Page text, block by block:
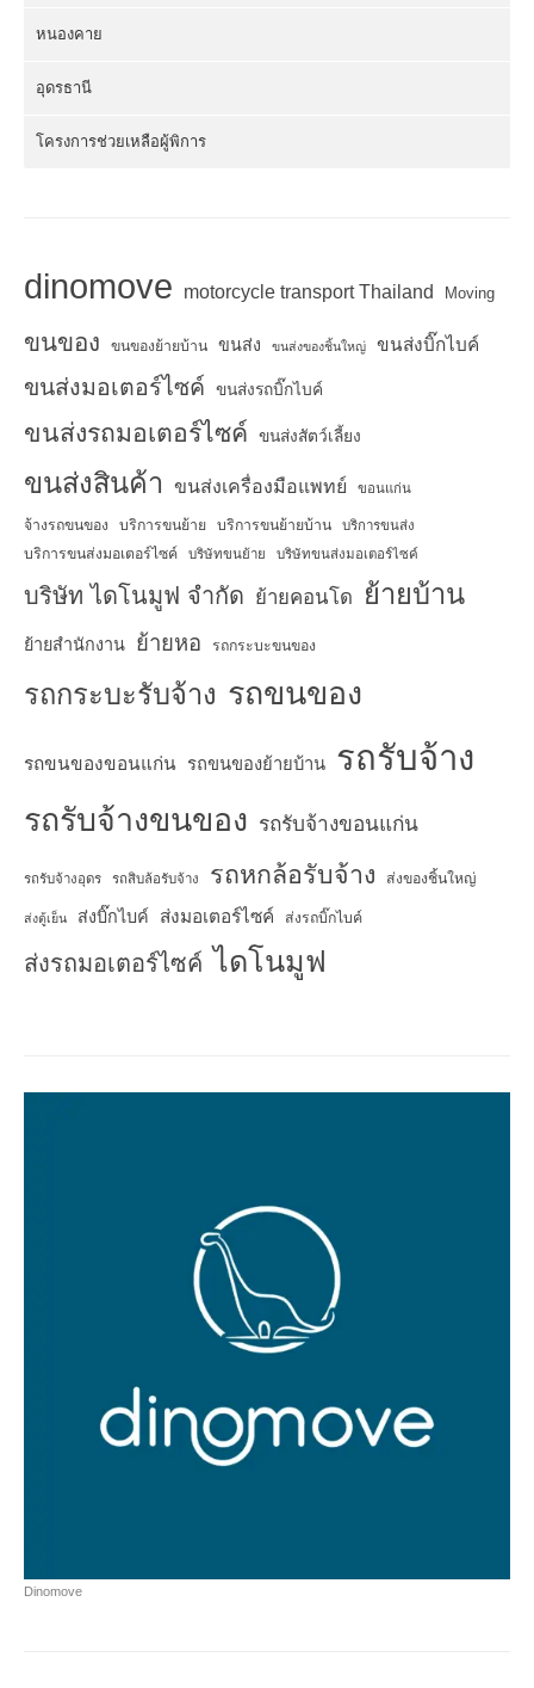
หนองคาย
อุดรธานี
โครงการช่วยเหลือผู้พิการ
dinomove motorcycle transport Thailand Moving
ขนของ ขนของย้ายบ้าน ขนส่ง ขนส่งของชิ้นใหญ่ ขนส่งบิ๊กไบค์
ขนส่งมอเตอร์ไซค์ ขนส่งรถบิ๊กไบค์
ขนส่งรถมอเตอร์ไซค์ ขนส่งสัตว์เลี้ยง
ขนส่งสินค้า ขนส่งเครื่องมือแพทย์ ขอนแก่น
จ้างรถขนของ บริการขนย้าย บริการขนย้ายบ้าน บริการขนส่ง
บริการขนส่งมอเตอร์ไซค์ บริษัทขนย้าย บริษัทขนส่งมอเตอร์ไซค์
บริษัท ไดโนมูฟ จำกัด ย้ายคอนโด ย้ายบ้าน
ย้ายสำนักงาน ย้ายหอ รถกระบะขนของ
รถกระบะรับจ้าง รถขนของ
รถขนของขอนแก่น รถขนของย้ายบ้าน รถรับจ้าง
รถรับจ้างขนของ รถรับจ้างขอนแก่น
รถรับจ้างอุดร รถสิบล้อรับจ้าง รถหกล้อรับจ้าง ส่งของชิ้นใหญ่
ส่งตู้เย็น ส่งบิ๊กไบค์ ส่งมอเตอร์ไซค์ ส่งรถบิ๊กไบค์
ส่งรถมอเตอร์ไซค์ ไดโนมูฟ
Dinomove